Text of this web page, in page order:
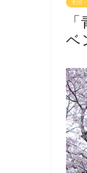
大沼
ベ